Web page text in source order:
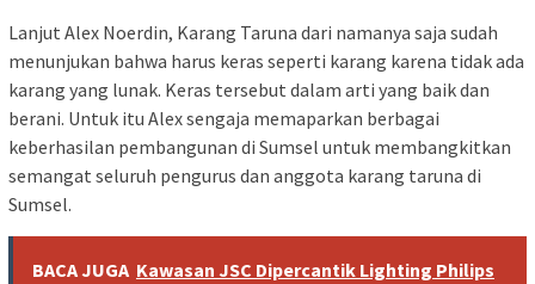
Lanjut Alex Noerdin, Karang Taruna dari namanya saja sudah
menunjukan bahwa harus keras seperti karang karena tidak ada
karang yang lunak. Keras tersebut dalam arti yang baik dan
berani. Untuk itu Alex sengaja memaparkan berbagai
keberhasilan pembangunan di Sumsel untuk membangkitkan
semangat seluruh pengurus dan anggota karang taruna di
Sumsel.
BACA JUGA Kawasan JSC Dipercantik Lighting Philips